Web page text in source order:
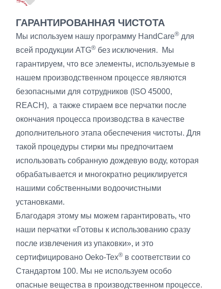
ГАРАНТИРОВАННАЯ ЧИСТОТА
Мы используем нашу программу HandCare® для
всей продукции ATG® без исключения. Мы
гарантируем, что все элементы, используемые в
нашем производственном процессе являются
безопасными для сотрудников (ISO 45000,
REACH), а также стираем все перчатки после
окончания процесса производства в качестве
дополнительного этапа обеспечения чистоты. Для
такой процедуры стирки мы предпочитаем
использовать собранную дождевую воду, которая
обрабатывается и многократно рециклируется
нашими собственными водоочистными
установками.
Благодаря этому мы можем гарантировать, что
наши перчатки «Готовы к использованию сразу
после извлечения из упаковки», и это
сертифицировано Oeko-Tex® в соответствии со
Стандартом 100. Мы не используем особо
опасные вещества в производственном процессе.